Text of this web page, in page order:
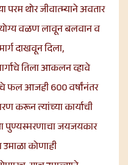
परम थोर जीवात्म्याने अवतार
वळण लावून बलवान व
दाखवून दिला,
तिला आकलन व्हावे
फल आजही 600 वर्षांनंतर
करून त्यांच्या कार्याची
पुण्यस्मरणाचा जयजयकार
कोणाही